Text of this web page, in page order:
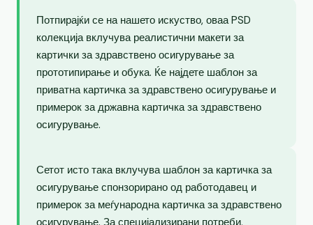
Потпирајќи се на нашето искуство, оваа PSD
колекција вклучува реалистични макети за
картички за здравствено осигурување за
прототипирање и обука. Ќе најдете шаблон за
приватна картичка за здравствено осигурување и
примерок за државна картичка за здравствено
осигурување.
Сетот исто така вклучува шаблон за картичка за
осигурување спонзорирано од работодавец и
примерок за меѓународна картичка за здравствено
осигурување. За специјализирани потреби,